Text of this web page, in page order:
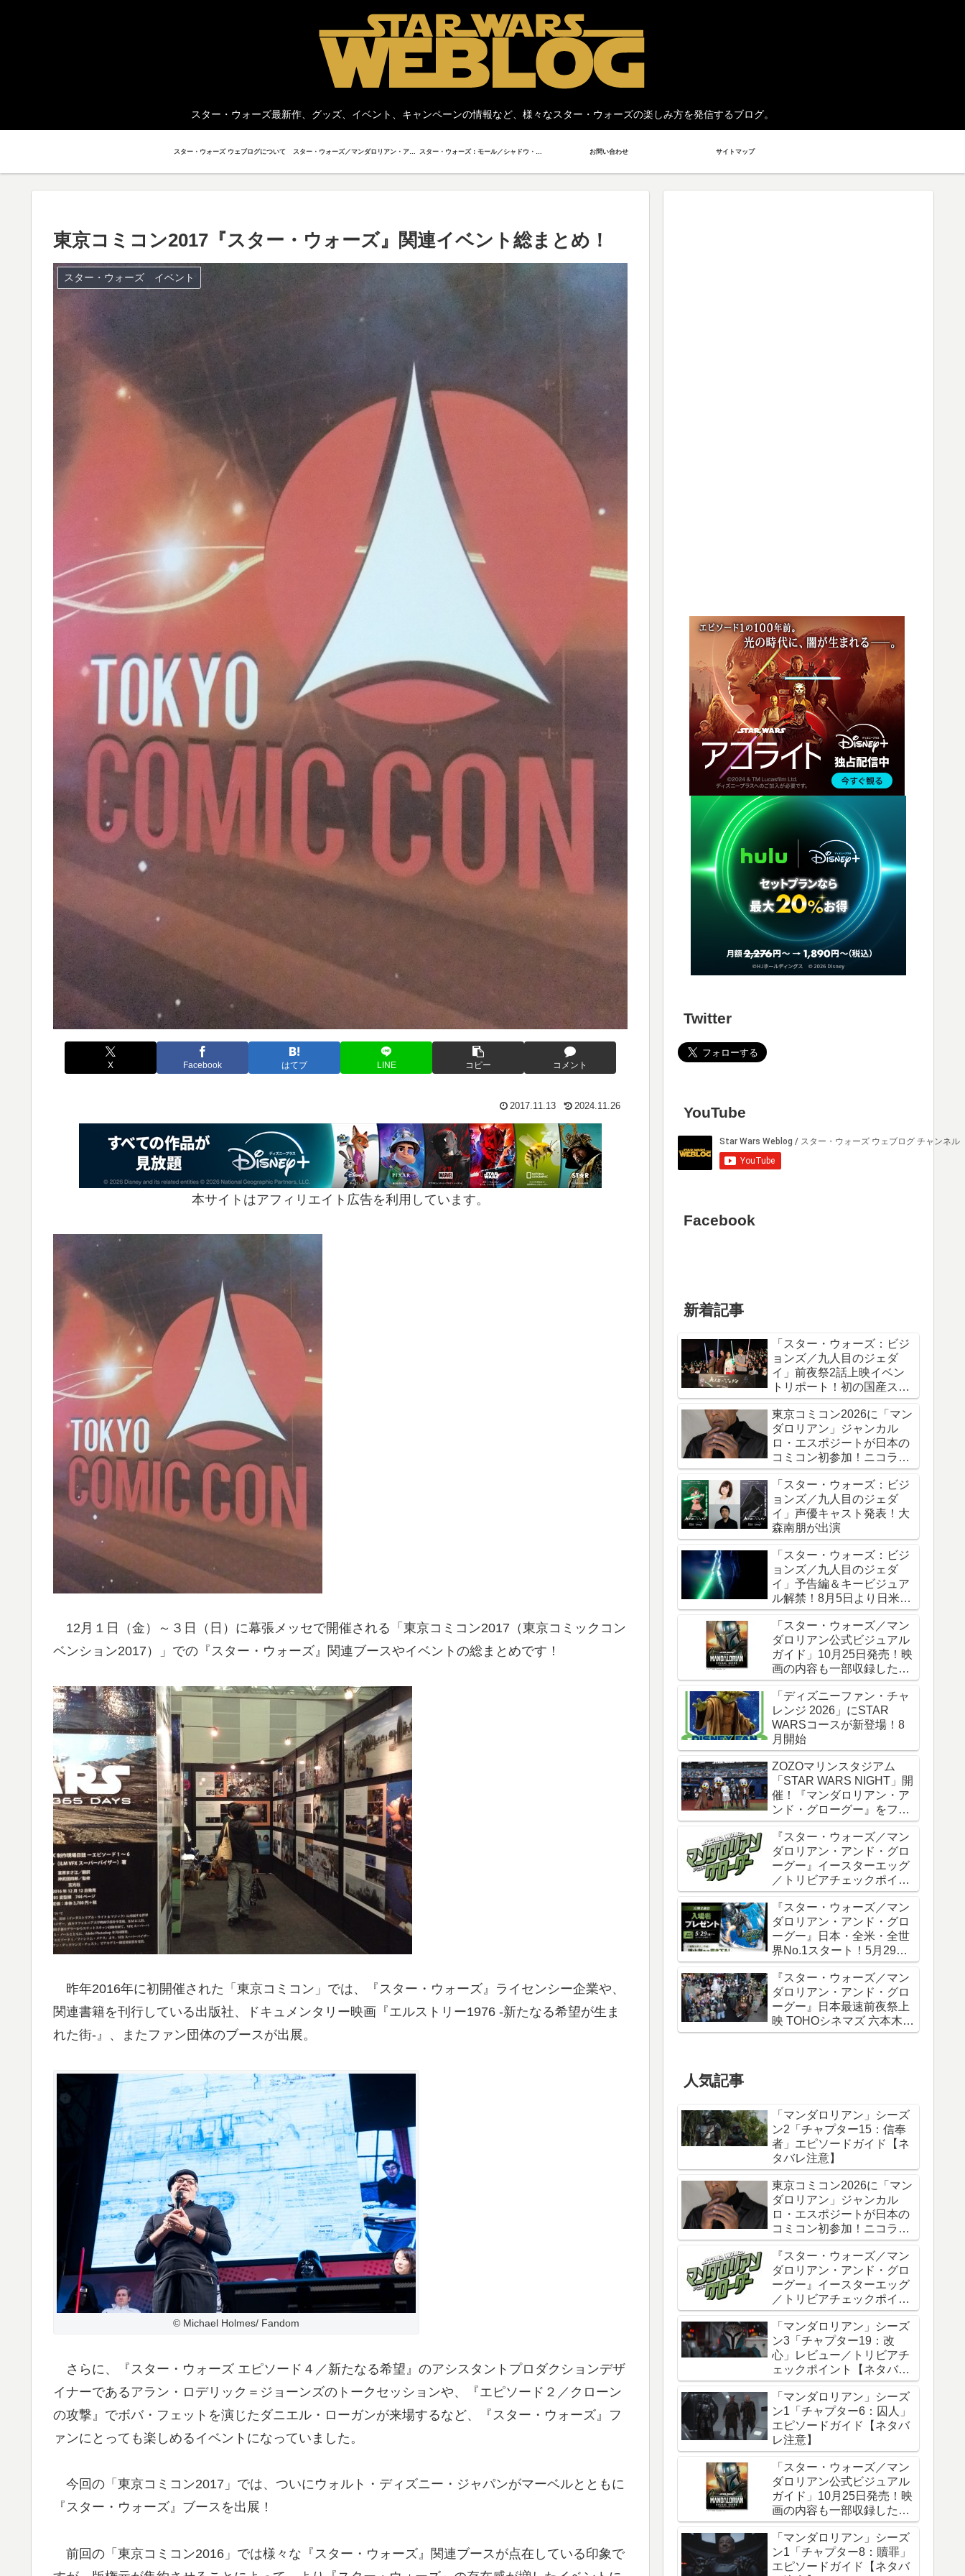
スター・ウォーズ最新作、グッズ、イベント、キャンペーンの情報など、様々なスター・ウォーズの楽しみ方を発信するブログ。
スター・ウォーズ ウェブログについて お問い合わせ サイトマップ
東京コミコン2017『スター・ウォーズ』関連イベント総まとめ！
スター・ウォーズ イベント
X Facebook はてブ LINE コピー コメント
2017.11.13 2024.11.26
本サイトはアフィリエイト広告を利用しています。
12月１日（金）～３日（日）に幕張メッセで開催される「東京コミコン2017（東京コミックコン
ベンション2017）」での『スター・ウォーズ』関連ブースやイベントの総まとめです！
昨年2016年に初開催された「東京コミコン」では、『スター・ウォーズ』ライセンシー企業や、
関連書籍を刊行している出版社、ドキュメンタリー映画『エルストリー1976 -新たなる希望が生ま
れた街-』、またファン団体のブースが出展。
© Michael Holmes/ Fandom
さらに、『スター・ウォーズ エピソード４／新たなる希望』のアシスタントプロダクションデザ
イナーであるアラン・ロデリック＝ジョーンズのトークセッションや、『エピソード２／クローン
の攻撃』でボバ・フェットを演じたダニエル・ローガンが来場するなど、『スター・ウォーズ』フ
ァンにとっても楽しめるイベントになっていました。
今回の「東京コミコン2017」では、ついにウォルト・ディズニー・ジャパンがマーベルとともに
『スター・ウォーズ』ブースを出展！
前回の「東京コミコン2016」では様々な『スター・ウォーズ』関連ブースが点在している印象で
Twitter
YouTube
Facebook
新着記事
「スター・ウォーズ：ビジ
ョンズ／九人目のジェダ
イ」前夜祭2話上映イベン
トリポート！初の国産スタ
ー・ウォーズアニメシリー
ズ
東京コミコン2026に「マン
ダロリアン」ジャンカル
ロ・エスポジートが日本の
コミコン初参加！ニコラ
ス・ケイジと共に来日
「スター・ウォーズ：ビジ
ョンズ／九人目のジェダ
イ」声優キャスト発表！大
森南朋が出演
「スター・ウォーズ：ビジ
ョンズ／九人目のジェダ
イ」予告編＆キービジュア
ル解禁！8月5日より日米同
時全話一挙配信
「スター・ウォーズ／マン
ダロリアン公式ビジュアル
ガイド」10月25日発売！映
画の内容も一部収録した邦
訳版
「ディズニーファン・チャ
レンジ 2026」にSTAR
WARSコースが新登場！8
月開始
ZOZOマリンスタジアム
「STAR WARS NIGHT」開
催！『マンダロリアン・ア
ンド・グローグー』をフィ
ーチャー
『スター・ウォーズ／マン
ダロリアン・アンド・グロ
ーグー』イースターエッグ
／トリビアチェックポイン
ト総まとめ【ネタバレ注
意】
『スター・ウォーズ／マン
ダロリアン・アンド・グロ
ーグー』日本・全米・全世
界No.1スタート！5月29日
から諫山創描き下ろしポス
ター＆IMAXポスターが特典
に
『スター・ウォーズ／マン
ダロリアン・アンド・グロ
ーグー』日本最速前夜祭上
映 TOHOシネマズ 六本木ヒ
ルズ リポート！
人気記事
「マンダロリアン」シーズ
ン2「チャプター15：信奉
者」エピソードガイド【ネ
タバレ注意】
東京コミコン2026に「マン
ダロリアン」ジャンカル
ロ・エスポジートが日本の
コミコン初参加！ニコラ
ス・ケイジと共に来日
『スター・ウォーズ／マン
ダロリアン・アンド・グロ
ーグー』イースターエッグ
／トリビアチェックポイン
ト総まとめ【ネタバレ注
意】
「マンダロリアン」シーズ
ン3「チャプター19：改
心」レビュー／トリビアチ
ェックポイント【ネタバレ
注意】
「マンダロリアン」シーズ
ン1「チャプター6：囚人」
エピソードガイド【ネタバ
レ注意】
「スター・ウォーズ／マン
ダロリアン公式ビジュアル
ガイド」10月25日発売！映
画の内容も一部収録した邦
訳版
「マンダロリアン」シーズ
ン1「チャプター8：贖罪」
エピソードガイド【ネタバ